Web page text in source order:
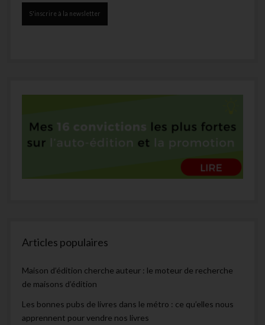
Articles populaires
Maison d’édition cherche auteur : le moteur de recherche
de maisons d’édition
Les bonnes pubs de livres dans le métro : ce qu’elles nous
apprennent pour vendre nos livres